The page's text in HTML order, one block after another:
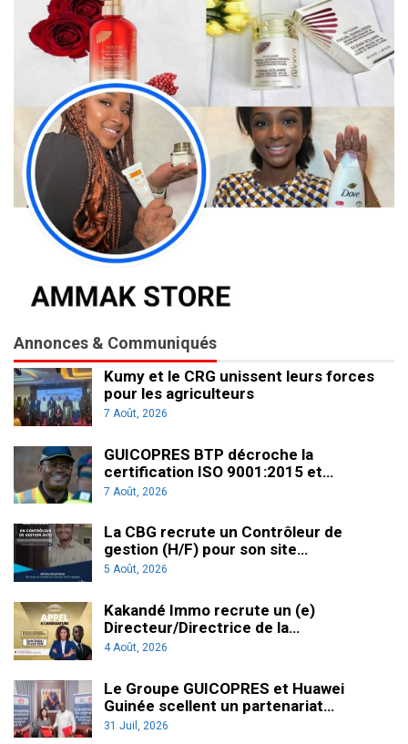
Annonces & Communiqués
Kumy et le CRG unissent leurs forces
pour les agriculteurs
7 Août, 2026
GUICOPRES BTP décroche la
certification ISO 9001:2015 et…
7 Août, 2026
La CBG recrute un Contrôleur de
gestion (H/F) pour son site…
5 Août, 2026
Kakandé Immo recrute un (e)
Directeur/Directrice de la…
4 Août, 2026
Le Groupe GUICOPRES et Huawei
Guinée scellent un partenariat…
31 Juil, 2026